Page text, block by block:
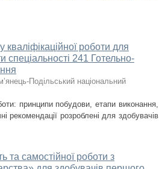
роботи для
спеціальності 241 Готельно-
Подільський національний
принципи побудови, етапи виконання,
рекомендації розроблені для здобувачів
та самостійної роботи з